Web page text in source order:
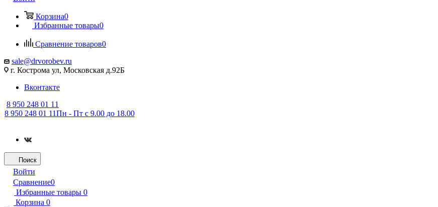
Корзина0
Избранные товары0
Сравнение товаров0
sale@drvorobev.ru
г. Кострома ул, Московская д.92Б
Вконтакте
8 950 248 01 11
8 950 248 01 11Пн - Пт с 9.00 до 18.00
Поиск
Войти
Сравнение0
Избранные товары 0
Корзина 0